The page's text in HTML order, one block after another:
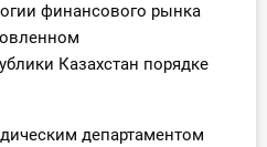
финансового рынка
Казахстан порядке
департаментом